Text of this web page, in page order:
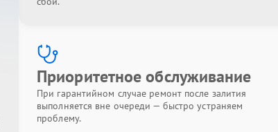
Приоритетное обслуживание
При гарантийном случае ремонт после залития
выполняется вне очереди — быстро устраняем
проблему.